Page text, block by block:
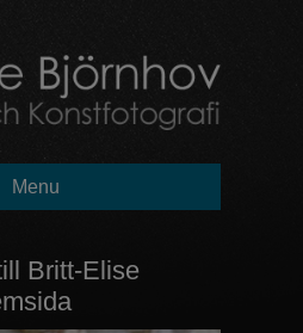
Menu
Britt-Elise